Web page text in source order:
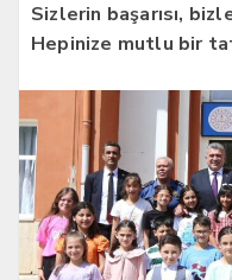
Sizlerin başarısı,
Hepinize mutlu bir